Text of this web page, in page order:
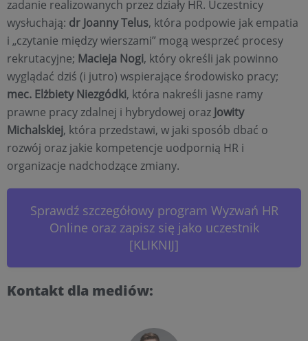
zadanie realizowanych przez działy HR. Uczestnicy
wysłuchają: dr Joanny Telus, która podpowie jak empatia
i „czytanie między wierszami” mogą wesprzeć procesy
rekrutacyjne; Macieja Nogi, który określi jak powinno
wyglądać dziś (i jutro) wspierające środowisko pracy;
mec. Elżbiety Niezgódki, która nakreśli jasne ramy
prawne pracy zdalnej i hybrydowej oraz Jowity
Michalskiej, która przedstawi, w jaki sposób dbać o
rozwój oraz jakie kompetencje uodpornią HR i
organizacje nadchodzące zmiany.
Sprawdź szczegółowy program Wyzwań HR
Online oraz zapisz się jako uczestnik
[KLIKNIJ]
Kontakt dla mediów: